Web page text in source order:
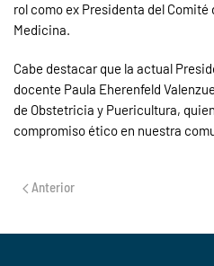
rol como ex Presidenta del
Medicina.
Cabe destacar que la actual
docente Paula Eherenfeld
de Obstetricia y Puericultura,
compromiso ético en nuestra
Anterior